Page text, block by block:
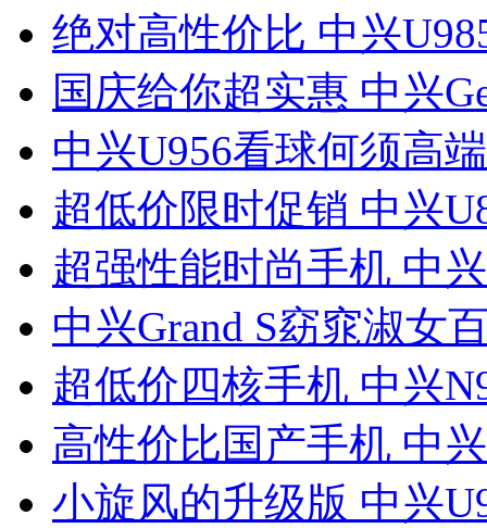
绝对高性价比 中兴
国庆给你超实惠 中兴
中兴U956看球何须高
超低价限时促销 中兴
超强性能时尚手机 中
中兴Grand S窈窕淑女
超低价四核手机 中兴
高性价比国产手机 中
小旋风的升级版 中兴